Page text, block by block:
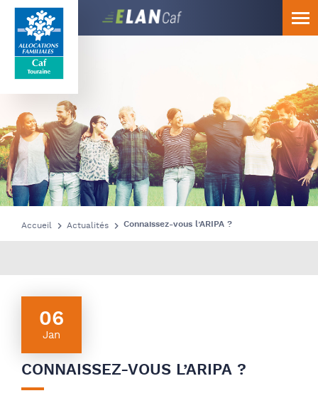
Caf
Touraine
Accueil Actualités Connaissez-vous l’ARIPA ?
06
Jan
CONNAISSEZ-VOUS L’ARIPA ?